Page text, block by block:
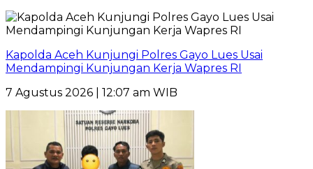
Kapolda Aceh Kunjungi Polres Gayo Lues Usai
Mendampingi Kunjungan Kerja Wapres RI
7 Agustus 2026 | 12:07 am WIB